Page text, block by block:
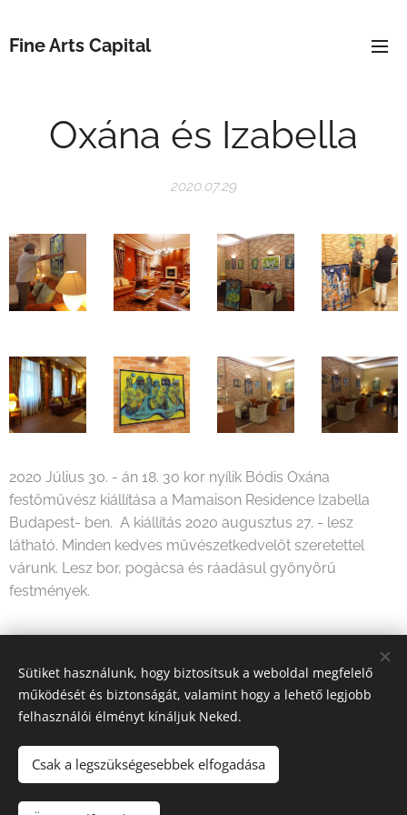
Fine Arts Capital
Oxána és Izabella
2020.07.29
2020 Július 30. - án 18. 30 kor nyílik Bódis Oxána
festőművész kiállítása a Mamaison Residence Izabella
Budapest- ben. A kiállítás 2020 augusztus 27. - lesz
látható. Minden kedves művészetkedvelőt szeretettel
várunk. Lesz bor, pogácsa és ráadásul gyönyörű
festmények.
2026 Fine Arts Capital művészeti egyesület | Minden jog
Sütiket használunk, hogy biztosítsuk a weboldal megfelelő
működését és biztonságát, valamint hogy a lehető legjobb
felhasználói élményt kínáljuk Neked.
Csak a legszükségesebbek elfogadása